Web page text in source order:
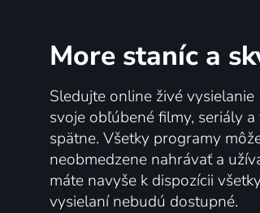
More staníc a
Sledujte online živé
svoje obľúbené filmy, seriály
spätne. Všetky programy
neobmedzene nahrávať a
máte navyše k dispozícii
vysielaní nebudú dostupné.